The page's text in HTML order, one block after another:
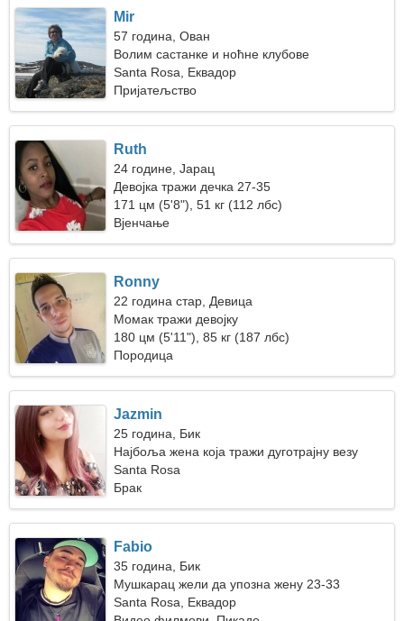
Mir
57 година, Ован
Волим састанке и ноћне клубове
Santa Rosa, Еквадор
Пријатељство
Ruth
24 године, Јарац
Девојка тражи дечка 27-35
171 цм (5'8"), 51 кг (112 лбс)
Вјенчање
Ronny
22 година стар, Девица
Момак тражи девојку
180 цм (5'11"), 85 кг (187 лбс)
Породица
Jazmin
25 година, Бик
Најбоља жена која тражи дуготрајну везу
Santa Rosa
Брак
Fabio
35 година, Бик
Мушкарац жели да упозна жену 23-33
Santa Rosa, Еквадор